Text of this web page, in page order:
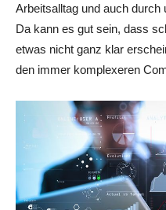
Arbeitsalltag und auch durch
Da kann es gut sein, dass
etwas nicht ganz klar
den immer komplexeren